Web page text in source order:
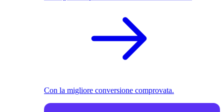
Con la migliore conversione comprovata.